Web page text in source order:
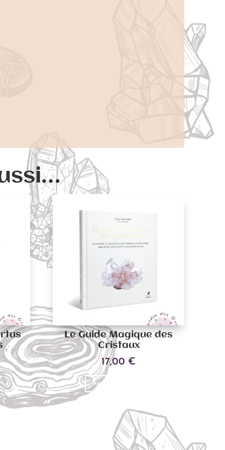
Le Guide Magique des
Cristaux
17,00 €
Ajouter au panier